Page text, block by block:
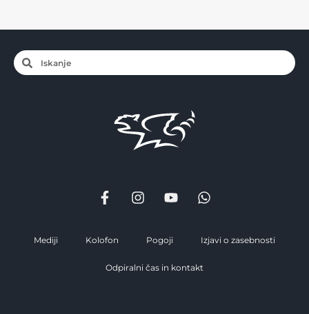
Mediji Kolofon Pogoji Izjavi o zasebnosti
Odpiralni čas in kontakt